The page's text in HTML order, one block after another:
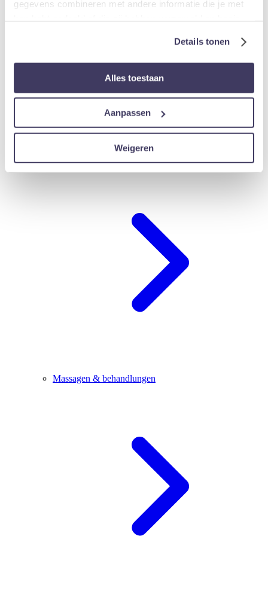
gegevens combineren met andere informatie die je met
Details tonen
Alles toestaan
Aanpassen
Weigeren
Hotel-arrangements
Massagen & behandlungen